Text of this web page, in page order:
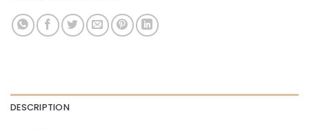
DESCRIPTION